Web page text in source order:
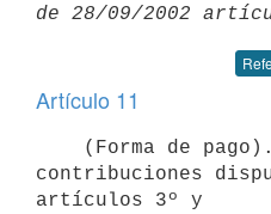
de 28/09/2002
Artículo 11
contribuciones
artículos 3º y